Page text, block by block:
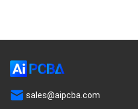
sales@aipcba.com